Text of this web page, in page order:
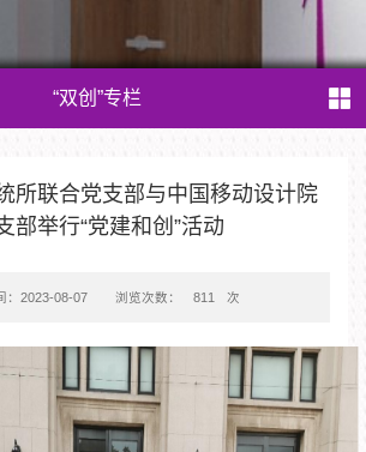
“双创”专栏
所联合党支部与中国移动设计院
部举行“党建和创”活动
：2023-08-07 浏览次数： 811 次